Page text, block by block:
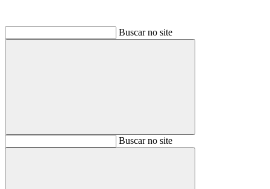
Buscar no site
BuscarBuscar no site